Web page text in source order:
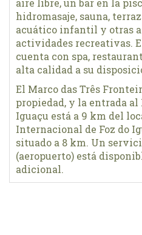
aire libre, un bar en la
hidromasaje, sauna,
acuático infantil y otras
actividades recreativas.
cuenta con spa,
alta calidad a su
El Marco das Três
propiedad, y la entrada al
Iguaçu está a 9 km del
Internacional de Foz do
situado a 8 km. Un
(aeropuerto) está
adicional.